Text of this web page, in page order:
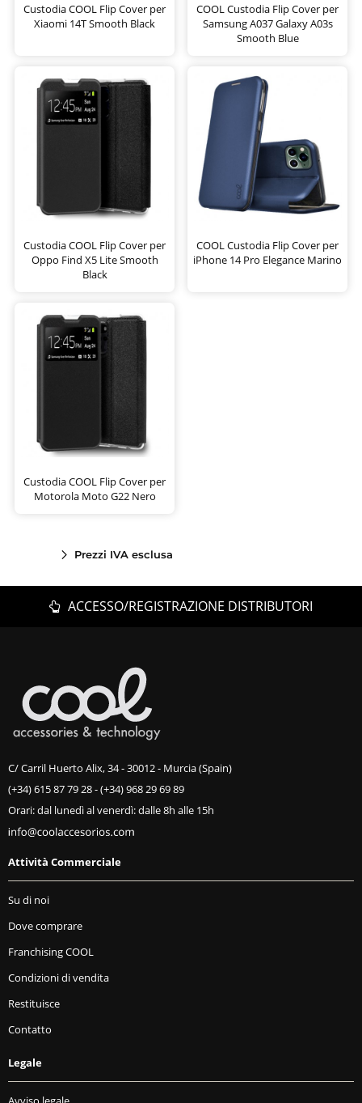
Custodia COOL Flip Cover per
Xiaomi 14T Smooth Black
COOL Custodia Flip Cover per
Samsung A037 Galaxy A03s
Smooth Blue
Custodia COOL Flip Cover per
Oppo Find X5 Lite Smooth
Black
COOL Custodia Flip Cover per
iPhone 14 Pro Elegance Marino
Custodia COOL Flip Cover per
Motorola Moto G22 Nero
Prezzi IVA esclusa
ACCESSO/REGISTRAZIONE DISTRIBUTORI
C/ Carril Huerto Alix, 34 - 30012 - Murcia (Spain)
(+34) 615 87 79 28-(+34) 968 29 69 89
Orari: dal lunedì al venerdì: dalle 8h alle 15h
Attività Commerciale
Su di noi
Dove comprare
Franchising COOL
Condizioni di vendita
Restituisce
Contatto
Legale